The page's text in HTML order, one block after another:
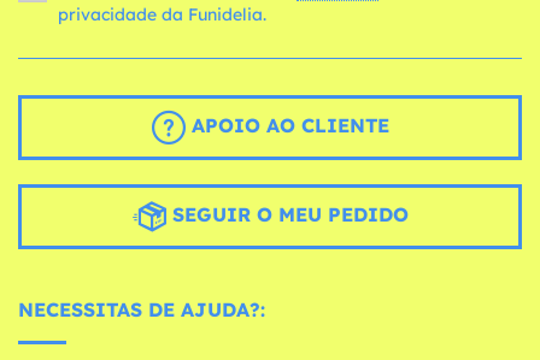
privacidade da Funidelia.
APOIO AO CLIENTE
SEGUIR O MEU PEDIDO
NECESSITAS DE AJUDA?: